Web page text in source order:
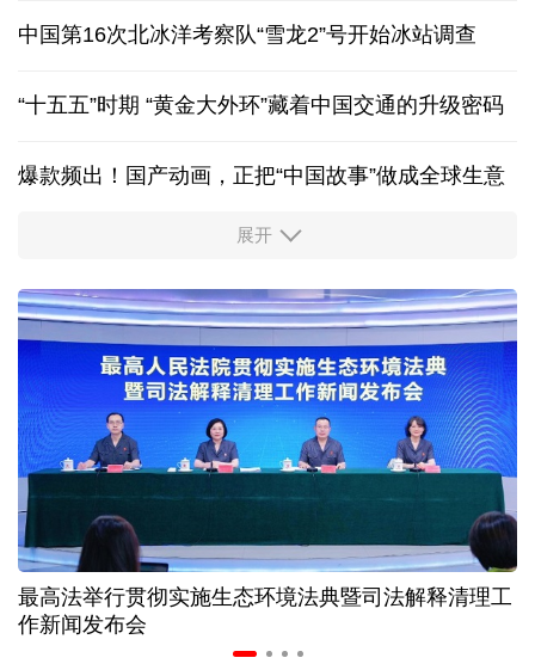
中国第16次北冰洋考察队“雪龙2”号开始冰站调查
“十五五”时期 “黄金大外环”藏着中国交通的升级密码
爆款频出！国产动画，正把“中国故事”做成全球生意
高品质文旅燃动消费市场
新型电网激活万亿级投资 重塑能源产业新格局
三晋大地风物新丨“海水”进村 原平养出鲜甜对虾
我国渤海首个千亿方大气田一期开发项目全面投产
历经十余年，西藏南木林：昔日荒河滩 今时富绿洲
情满天山 援疆印记丨安徽支教生赢得桃李秀昆仑
展开
最高法举行贯彻实施生态环境法典暨司法解释清理工
作新闻发布会